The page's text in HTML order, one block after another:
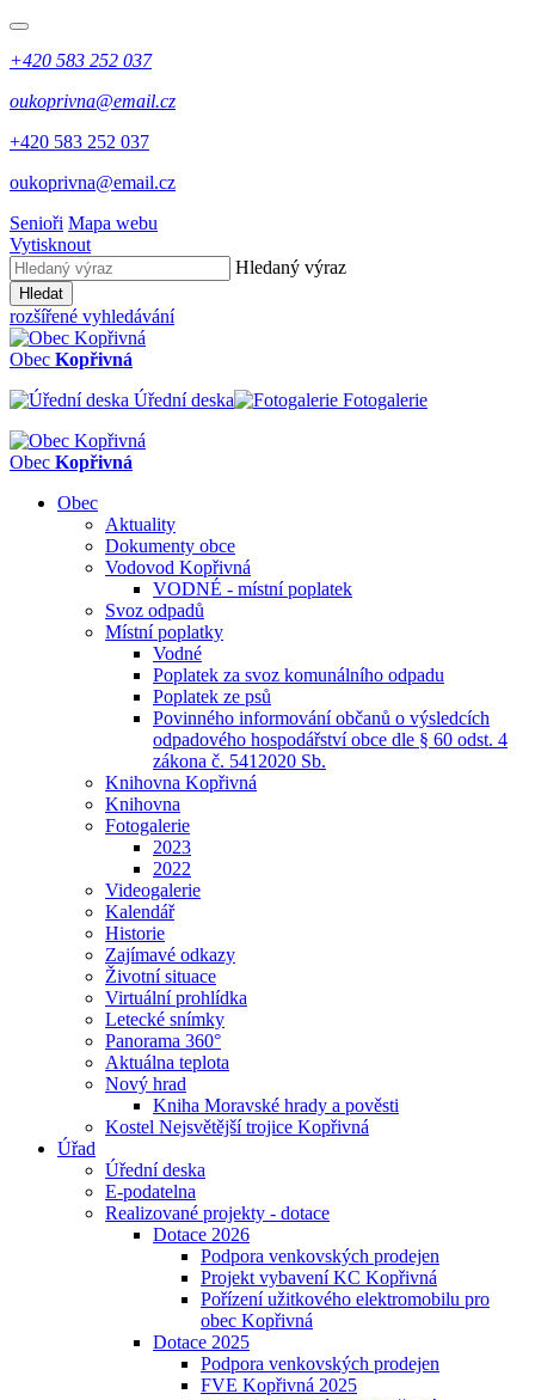
+420 583 252 037
oukoprivna@email.cz
+420 583 252 037
oukoprivna@email.cz
Senioři Mapa webu
Vytisknout
Hledaný výraz
Hledat
rozšířené vyhledávání
Obec Kopřivná
Úřední deska
Fotogalerie
Obec Kopřivná
Obec
Aktuality
Dokumenty obce
Vodovod Kopřivná
VODNÉ - místní poplatek
Svoz odpadů
Místní poplatky
Vodné
Poplatek za svoz komunálního odpadu
Poplatek ze psů
Povinného informování občanů o výsledcích
odpadového hospodářství obce dle § 60 odst. 4
zákona č. 5412020 Sb.
Knihovna Kopřivná
Knihovna
Fotogalerie
2023
2022
Videogalerie
Kalendář
Historie
Zajímavé odkazy
Životní situace
Virtuální prohlídka
Letecké snímky
Panorama 360°
Aktuálna teplota
Nový hrad
Kniha Moravské hrady a pověsti
Kostel Nejsvětější trojice Kopřivná
Úřad
Úřední deska
E-podatelna
Realizované projekty - dotace
Dotace 2026
Podpora venkovských prodejen
Projekt vybavení KC Kopřivná
Pořízení užitkového elektromobilu pro
obec Kopřivná
Dotace 2025
Podpora venkovských prodejen
FVE Kopřivná 2025